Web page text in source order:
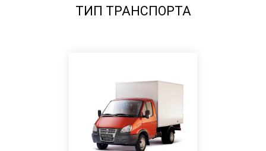
ТИП ТРАНСПОРТА